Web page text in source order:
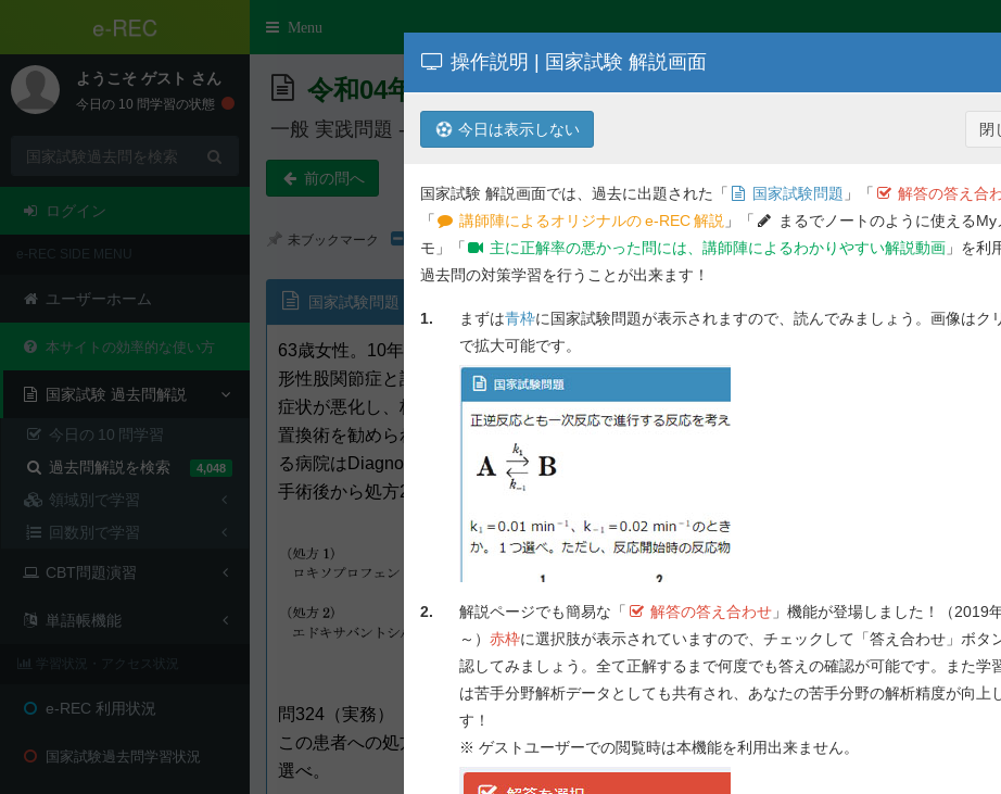
操作説明 | 国家試験 解説画面
今日は表示しない 閉
国家試験 解説画面では、過去に出題された「 国家試験問題 」「 解答の答え合
「
講師陣によるオリジナルのe-REC解説 」「
まるでノートのように使えるMy
モ」「
主に正解率の悪かった問には、講師陣によるわかりやすい解説動画 」を利
過去問の対策学習を行うことが出来ます！
1. まずは青枠に国家試験問題が表示されますので、読んでみましょう。画像はク
で拡大可能です。
2. 解説ページでも簡易な「 解答の答え合わせ 」機能が登場しました！（2019
～） 赤枠に選択肢が表示されていますので、チェックして「答え合わせ」ボタ
認してみましょう。全て正解するまで何度でも答えの確認が可能です。また学
は苦手分野解析データとしても共有され、あなたの苦手分野の解析精度が向上
す！
※ ゲストユーザーでの閲覧時は本機能を利用出来ません。
e-REC
Toggle
Menu
ようこそ ゲスト さん
今日の 10 問学習の状態
ログイン
e-REC SIDE MENU
ユーザーホーム
本サイトの効率的な使い方
国家試験 過去問解説
今日の 10 問学習
過去問解説を検索
4,048
領域別で学習
回数別で学習
CBT問題演習
単語帳機能
学習状況・アクセス状況
e-REC 利用状況
国家試験過去問学習状況
令和04年度 第107回 薬剤師国家試験問題
一般 実践問題 - 問 324,325
前の問へ
未ブックマーク
国家試験問題
63歳女性。10年ほど前から股関節の痛みを感じ、整形外科を受診し変
形性股関節症と診断された。処方1の薬剤の服用で様子を見ていたが、
症状が悪化し、杖なしでは歩けなくなったため、医師から人工股関節
置換術を勧められ入院して手術を受けることになった。患者が入院す
る病院はDiagnosis Procedure Combination（DPC）制度対象病院で、
手術後から処方2の薬剤を服用予定である。
問324（実務）
この患者への処方2に関する服薬指導として、適切なのはどれか。２つ
選べ。